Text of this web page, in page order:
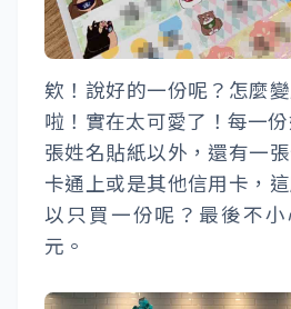
欸！說好的一份呢？怎麼
啦！實在太可愛了！每一
張姓名貼紙以外，還有一
卡通上或是其他信用卡，
以只買一份呢？最後不
元。